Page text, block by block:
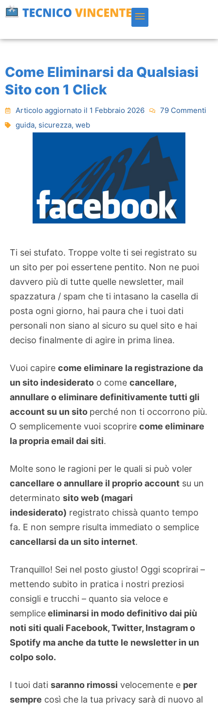
Come Eliminarsi da Qualsiasi
Sito con 1 Click
Articolo aggiornato il 1 Febbraio 2026
79 Commenti
guida, sicurezza, web
Ti sei stufato. Troppe volte ti sei registrato su
un sito per poi essertene pentito. Non ne puoi
davvero più di tutte quelle newsletter, mail
spazzatura / spam che ti intasano la casella di
posta ogni giorno, hai paura che i tuoi dati
personali non siano al sicuro su quel sito e hai
deciso finalmente di agire in prima linea.
Vuoi capire come eliminare la registrazione da
un sito indesiderato o come cancellare,
annullare o eliminare definitivamente tutti gli
account su un sito perché non ti occorrono più.
O semplicemente vuoi scoprire come eliminare
la propria email dai siti.
Molte sono le ragioni per le quali si può voler
cancellare o annullare il proprio account su un
determinato sito web (magari
indesiderato) registrato chissà quanto tempo
fa. E non sempre risulta immediato o semplice
cancellarsi da un sito internet.
Tranquillo! Sei nel posto giusto! Oggi scoprirai –
mettendo subito in pratica i nostri preziosi
consigli e trucchi – quanto sia veloce e
sempliceeliminarsi in modo definitivo dai più
noti siti quali Facebook, Twitter, Instagram o
Spotify ma anche da tutte le newsletter in un
colpo solo.
I tuoi dati saranno rimossi velocemente e per
sempre così che la tua privacy sarà di nuovo al